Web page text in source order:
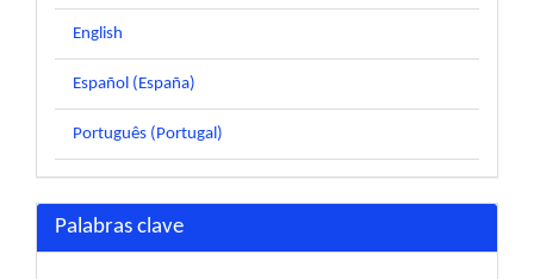
English
Español (España)
Português (Portugal)
Palabras clave